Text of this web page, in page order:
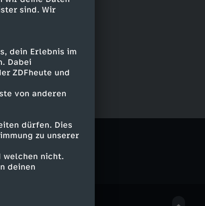
sind. Wir
dein Erlebnis im
Dabei
ZDFheute und
von anderen
dürfen. Dies
zu unserer
welchen nicht.
deinen